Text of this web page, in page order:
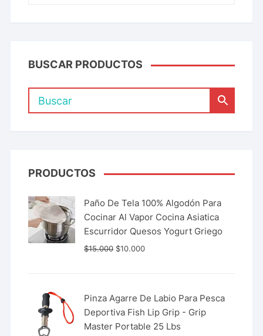
BUSCAR PRODUCTOS
PRODUCTOS
Paño De Tela 100% Algodón Para
Cocinar Al Vapor Cocina Asiatica
Escurridor Quesos Yogurt Griego
$15.000 $10.000
Pinza Agarre De Labio Para Pesca
Deportiva Fish Lip Grip - Grip
Master Portable 25 Lbs